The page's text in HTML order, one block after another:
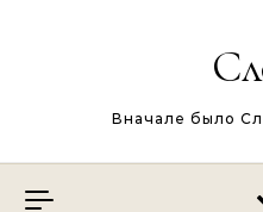
Вначале было